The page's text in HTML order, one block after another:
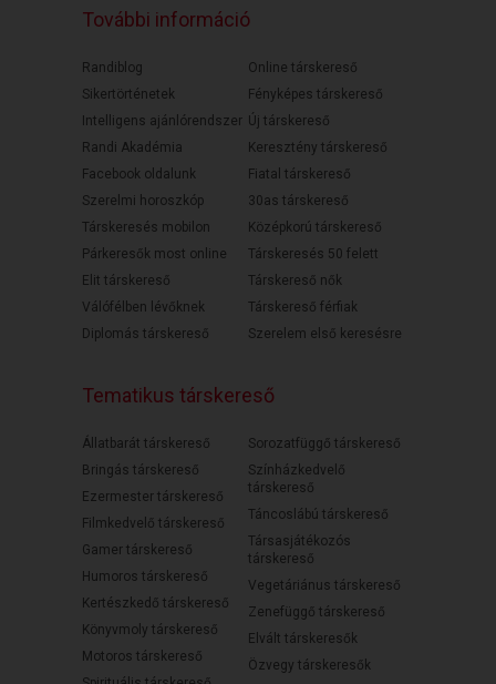
További információ
Randiblog
Sikertörténetek
Intelligens ajánlórendszer
Randi Akadémia
Facebook oldalunk
Szerelmi horoszkóp
Társkeresés mobilon
Párkeresők most online
Elit társkereső
Válófélben lévőknek
Diplomás társkereső
Online társkereső
Fényképes társkereső
Új társkereső
Keresztény társkereső
Fiatal társkereső
30as társkereső
Középkorú társkereső
Társkeresés 50 felett
Társkereső nők
Társkereső férfiak
Szerelem első keresésre
Tematikus társkereső
Állatbarát társkereső
Bringás társkereső
Ezermester társkereső
Filmkedvelő társkereső
Gamer társkereső
Humoros társkereső
Kertészkedő társkereső
Könyvmoly társkereső
Motoros társkereső
Sorozatfüggő társkereső
Színházkedvelő
társkereső
Táncoslábú társkereső
Társasjátékozós
társkereső
Vegetáriánus társkereső
Zenefüggő társkereső
Elvált társkeresők
Özvegy társkeresők